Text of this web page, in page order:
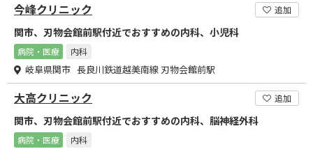
今峰クリニック 追加
関市、刃物会館前駅付近でおすすめの内科、小児科
病院・医療 内科
岐阜県関市 長良川鉄道越美南線 刃物会館前駅
大高クリニック 追加
関市、刃物会館前駅付近でおすすめの内科、脳神経外科
病院・医療 内科